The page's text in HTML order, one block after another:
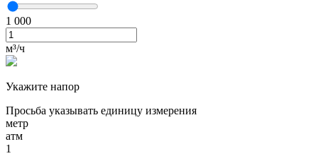
1 000
м³/ч
Укажите напор
Просьба указывать единицу измерения
метр
атм
1